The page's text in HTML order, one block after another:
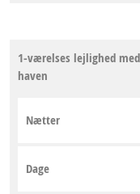
1-værelses lejlighed
haven
Nætter
Dage